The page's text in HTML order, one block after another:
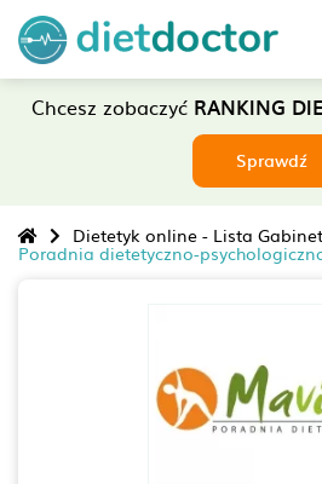
Chcesz zobaczyć RANKING
Sprawdź
Dietetyk online - Lista
Poradnia dietetyczno-